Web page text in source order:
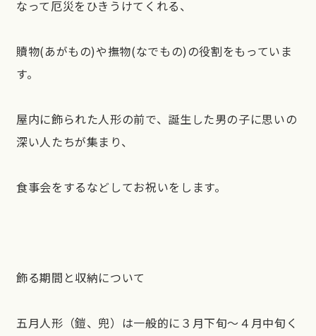
なって厄災をひきうけてくれる、
贖物(あがもの)や撫物(なでもの)の役割をもっていま
す。
屋内に飾られた人形の前で、誕生した男の子に思いの
深い人たちが集まり、
食事会をするなどしてお祝いをします。
飾る期間と収納について
五月人形（鎧、兜）は一般的に３月下旬～４月中旬く